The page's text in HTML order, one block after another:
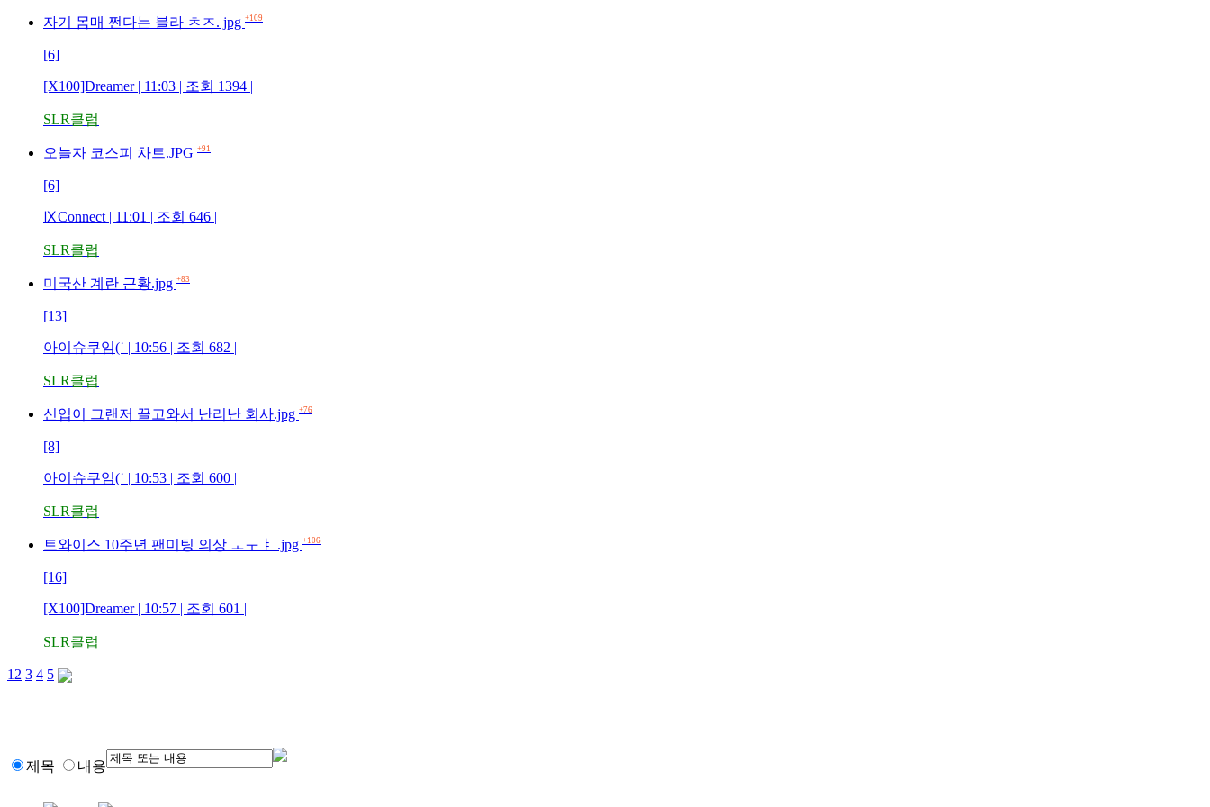
자기 몸매 쩐다는 블라 ㅊㅈ. jpg +109
[6]
[X100]Dreamer | 11:03 | 조회 1394 |
SLR클럽
오늘자 코스피 차트.JPG +91
[6]
ⅨConnect | 11:01 | 조회 646 |
SLR클럽
미국산 계란 근황.jpg +83
[13]
아이슈쿠임(˙ | 10:56 | 조회 682 |
SLR클럽
신입이 그랜저 끌고와서 난리난 회사.jpg +76
[8]
아이슈쿠임(˙ | 10:53 | 조회 600 |
SLR클럽
트와이스 10주년 팬미팅 의상 ㅗㅜㅑ .jpg +106
[16]
[X100]Dreamer | 10:57 | 조회 601 |
SLR클럽
1 2 3 4 5
제목 내용